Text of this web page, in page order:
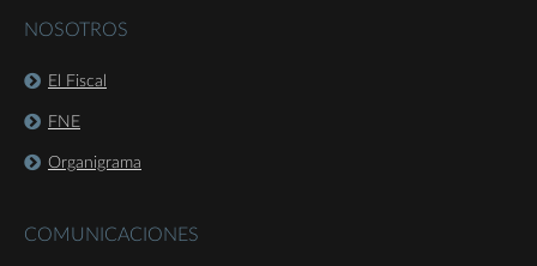
NOSOTROS
El Fiscal
FNE
Organigrama
COMUNICACIONES